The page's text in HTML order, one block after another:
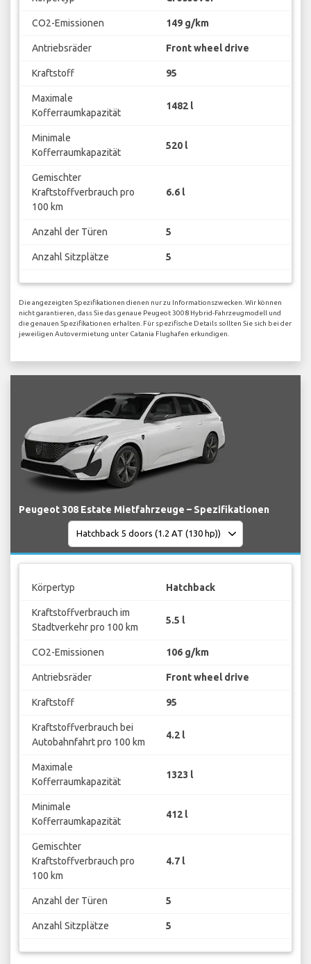
CO2-Emissionen 149 g/km
Antriebsräder Front wheel drive
Kraftstoff 95
Maximale
Kofferraumkapazität
1482 l
Minimale
Kofferraumkapazität
520 l
Gemischter
Kraftstoffverbrauch pro
100 km
6.6 l
Anzahl der Türen 5
Anzahl Sitzplätze 5
Die angezeigten Spezifikationen dienen nur zu Informationszwecken. Wir können
nicht garantieren, dass Sie das genaue Peugeot 3008 Hybrid-Fahrzeugmodell und
die genauen Spezifikationen erhalten. Für spezifische Details sollten Sie sich bei der
jeweiligen Autovermietung unter Catania Flughafen erkundigen.
Peugeot 308 Estate Mietfahrzeuge – Spezifikationen
Körpertyp Hatchback
Kraftstoffverbrauch im
Stadtverkehr pro 100 km
5.5 l
CO2-Emissionen 106 g/km
Antriebsräder Front wheel drive
Kraftstoff 95
Kraftstoffverbrauch bei
Autobahnfahrt pro 100 km
4.2 l
Maximale
Kofferraumkapazität
1323 l
Minimale
Kofferraumkapazität
412 l
Gemischter
Kraftstoffverbrauch pro
100 km
4.7 l
Anzahl der Türen 5
Anzahl Sitzplätze 5